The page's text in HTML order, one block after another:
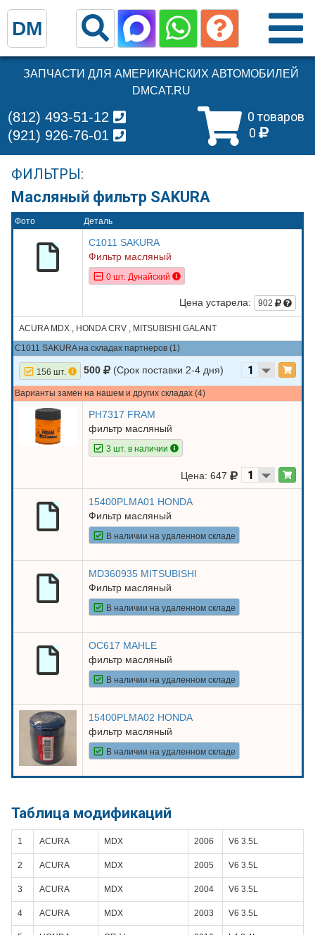
ЗАПЧАСТИ ДЛЯ АМЕРИКАНСКИХ АВТОМОБИЛЕЙ
DMCAT.RU
0 товаров
0
(812) 493-51-12
(921) 926-76-01
ФИЛЬТРЫ:
Масляный фильтр SAKURA
Фото Деталь
C1011 SAKURA
Фильтр масляный
0 шт. Дунайский
Цена устарела: 902
ACURA MDX , HONDA CRV , MITSUBISHI GALANT
C1011 SAKURA на складах партнеров (1)
156 шт. 500 (Срок поставки 2-4 дня)
Варианты замен на нашем и других складах (4)
PH7317 FRAM
фильтр масляный
3 шт. в наличии
Цена: 647
15400PLMA01 HONDA
Фильтр масляный
В наличии на удаленном складе
MD360935 MITSUBISHI
Фильтр масляный
В наличии на удаленном складе
OC617 MAHLE
фильтр масляный
В наличии на удаленном складе
15400PLMA02 HONDA
фильтр масляный
В наличии на удаленном складе
Таблица модификаций
1 ACURA MDX 2006 V6 3.5L
2 ACURA MDX 2005 V6 3.5L
3 ACURA MDX 2004 V6 3.5L
4 ACURA MDX 2003 V6 3.5L
5 HONDA CR-V 2016 L4 2.4L
DM